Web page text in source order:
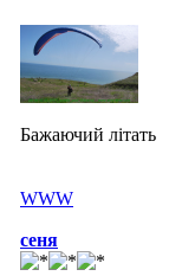
Бажаючий літать
WWW
сеня